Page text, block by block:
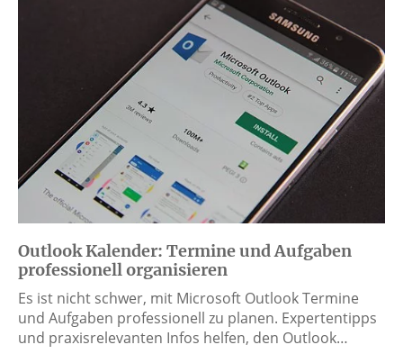
Outlook Kalender: Termine und Aufgaben
professionell organisieren
Es ist nicht schwer, mit Microsoft Outlook Termine
und Aufgaben professionell zu planen. Expertentipps
und praxisrelevanten Infos helfen, den Outlook…